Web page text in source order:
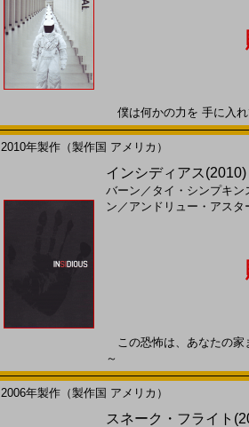
僕は何かの力を 手に入
2010年製作（製作国 アメリカ）
インシディアス
バーン ／ タイ・シンプキン
ン ／ アンドリュー・アスタ
この恐怖は、あなたの
～
2006年製作（製作国 アメリカ）
スネーク・フライト